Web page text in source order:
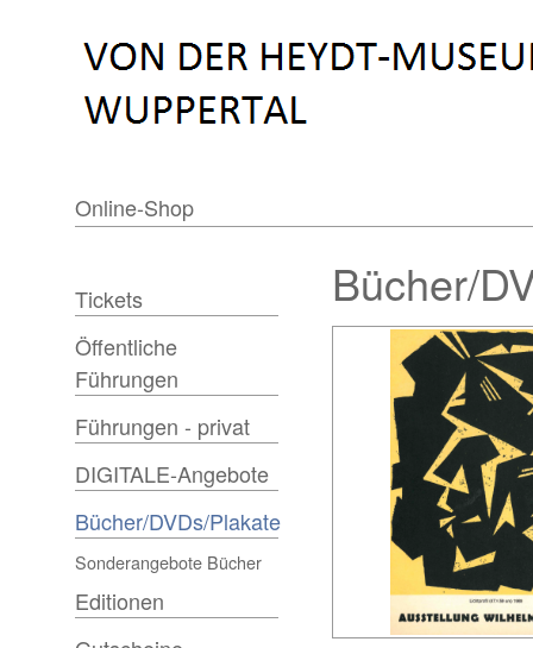
Online-Shop
Tickets
Öffentliche
Führungen
Führungen - privat
DIGITALE-Angebote
Bücher/DVDs/Plakate
Sonderangebote Bücher
Editionen
Bücher/